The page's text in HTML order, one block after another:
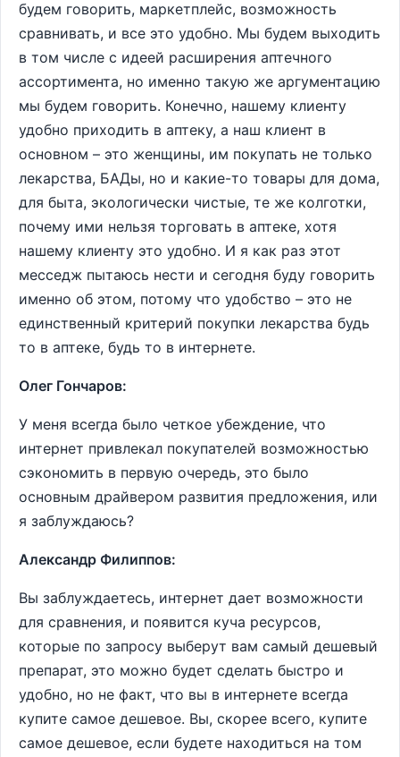
будем говорить, маркетплейс, возможность
сравнивать, и все это удобно. Мы будем выходить
в том числе с идеей расширения аптечного
ассортимента, но именно такую же аргументацию
мы будем говорить. Конечно, нашему клиенту
удобно приходить в аптеку, а наш клиент в
основном – это женщины, им покупать не только
лекарства, БАДы, но и какие-то товары для дома,
для быта, экологически чистые, те же колготки,
почему ими нельзя торговать в аптеке, хотя
нашему клиенту это удобно. И я как раз этот
месседж пытаюсь нести и сегодня буду говорить
именно об этом, потому что удобство – это не
единственный критерий покупки лекарства будь
то в аптеке, будь то в интернете.
Олег Гончаров:
У меня всегда было четкое убеждение, что
интернет привлекал покупателей возможностью
сэкономить в первую очередь, это было
основным драйвером развития предложения, или
я заблуждаюсь?
Александр Филиппов:
Вы заблуждаетесь, интернет дает возможности
для сравнения, и появится куча ресурсов,
которые по запросу выберут вам самый дешевый
препарат, это можно будет сделать быстро и
удобно, но не факт, что вы в интернете всегда
купите самое дешевое. Вы, скорее всего, купите
самое дешевое, если будете находиться на том